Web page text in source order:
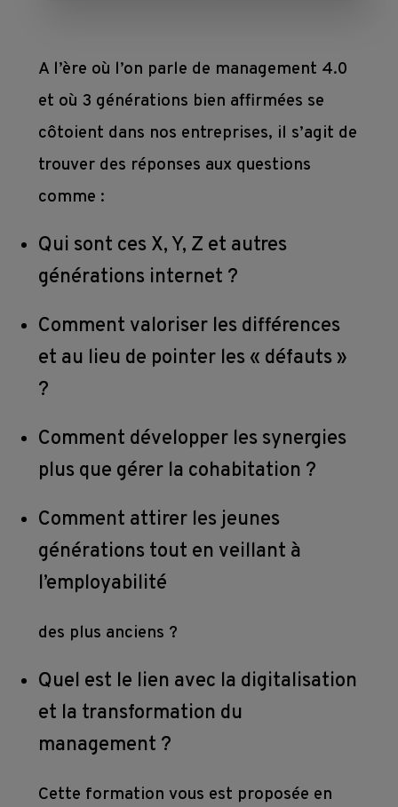
mesure
Ateliers
en
entreprise
formateur
nous
trouver
Liens
Subventions
contractuelles
de
formation
Contact
A l’ère où l’on parle de management 4.0
et où 3 générations bien affirmées se
côtoient dans nos entreprises, il s’agit de
trouver des réponses aux questions
comme :
Qui sont ces X, Y, Z et autres
générations internet ?
Comment valoriser les différences
et au lieu de pointer les « défauts »
?
Comment développer les synergies
plus que gérer la cohabitation ?
Comment attirer les jeunes
générations tout en veillant à
l’employabilité
des plus anciens ?
Quel est le lien avec la digitalisation
et la transformation du
management ?
Cette formation vous est proposée en